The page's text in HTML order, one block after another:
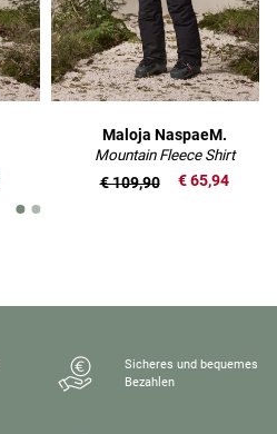
Maloja NaspaeM.
Mountain Fleece Shirt
€ 65,94
€ 109,90
Sicheres und bequemes
Bezahlen